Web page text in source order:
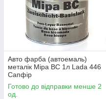
Авто фарба (автоемаль)
металік Mipa BC 1л Lada 446
Сапфір
Готово до відправки менше 2
од.